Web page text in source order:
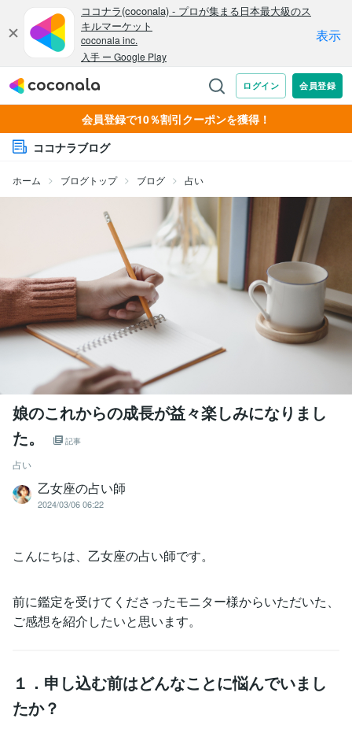
会員登録で10％割引クーポンを獲得！
ココナラブログ
ホーム ブログトップ ブログ 占い
娘のこれからの成長が益々楽しみになりまし
た。
記事
占い
乙女座の占い師
2024/03/06 06:22
こんにちは、乙女座の占い師です。
前に鑑定を受けてくださったモニター様からいただいた、
ご感想を紹介したいと思います。
１．申し込む前はどんなことに悩んでいまし
たか？